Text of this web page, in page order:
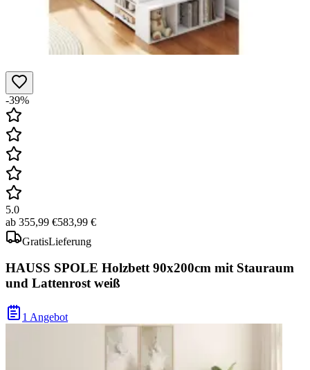
-39%
5.0
ab 355,99 €583,99 €
GratisLieferung
HAUSS SPOLE Holzbett 90x200cm mit Stauraum
und Lattenrost weiß
1 Angebot